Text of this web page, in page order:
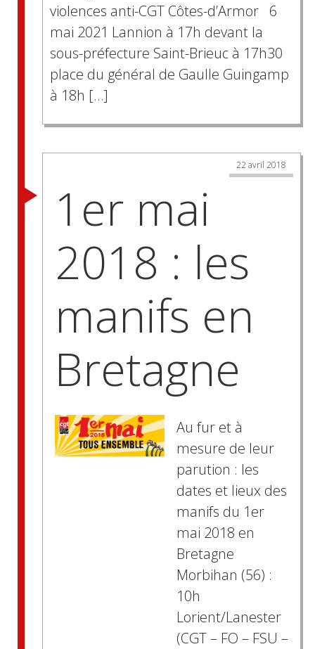
violences anti-CGT Côtes-d’Armor 6
mai 2021 Lannion à 17h devant la
sous-préfecture Saint-Brieuc à 17h30
place du général de Gaulle Guingamp
à 18h […]
22 avril 2018
1er mai
2018 : les
manifs en
Bretagne
Au fur et à
mesure de leur
parution : les
dates et lieux des
manifs du 1er
mai 2018 en
Bretagne
Morbihan (56) :
10h
Lorient/Lanester
(CGT – FO – FSU –